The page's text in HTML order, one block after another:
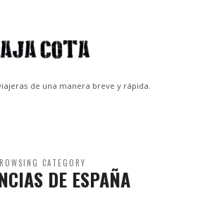
de una manera breve y rápida.
CATEGORY
DE ESPAÑA